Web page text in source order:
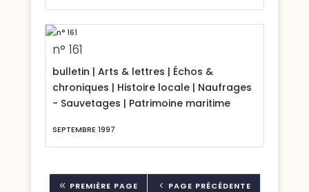
n° 161
bulletin | Arts & lettres | Échos &
chroniques | Histoire locale| Naufrages
- Sauvetages | Patrimoine maritime
SEPTEMBRE 1997
8 PREMIÈRE PAGE 4 PAGE PRÉCÉDENTE